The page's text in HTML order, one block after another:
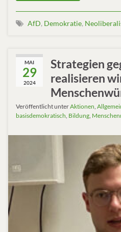
AfD, Demokratie,
MAI
29
2024
Strategien
realisieren
Veröffentlicht unterAktionen
basisdemokratisch Bildung